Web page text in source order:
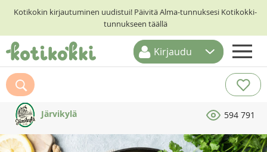
Kotikokin kirjautuminen uudistui! Päivitä Alma-tunnuksesi Kotikokki-
tunnukseen täällä
ETUSIVU
RESEPTIHAKU
RUOKATEEMAT
KESKUSTELUT
Kirjaudu
Järvikylä 594 791